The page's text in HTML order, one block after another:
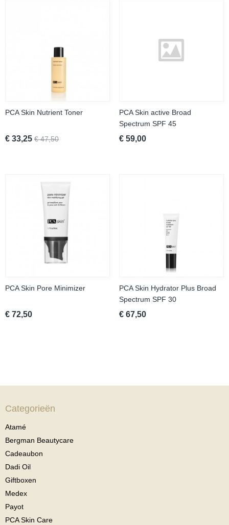
PCA Skin Nutrient Toner
€ 33,25 € 47,50
PCA Skin active Broad
Spectrum SPF 45
€ 59,00
PCA Skin Pore Minimizer
€ 72,50
PCA Skin Hydrator Plus Broad
Spectrum SPF 30
€ 67,50
Categorieën
Atamé
Bergman Beautycare
Cadeaubon
Dadi Oil
Giftboxen
Medex
Payot
PCA Skin Care